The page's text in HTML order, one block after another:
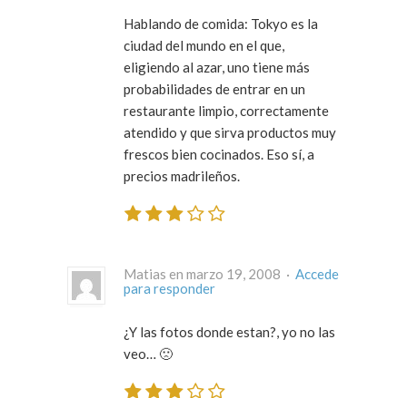
Hablando de comida: Tokyo es la
ciudad del mundo en el que,
eligiendo al azar, uno tiene más
probabilidades de entrar en un
restaurante limpio, correctamente
atendido y que sirva productos muy
frescos bien cocinados. Eso sí, a
precios madrileños.
Matias en marzo 19, 2008 · Accede
para responder
¿Y las fotos donde estan?, yo no las
veo… 🙁